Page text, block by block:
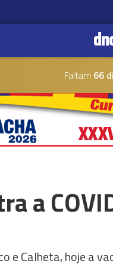
Faltam 66
a
e Calheta, hoje a